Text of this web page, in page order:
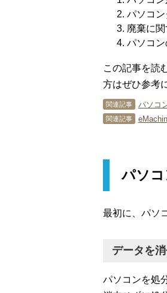
パソコ
廃棄に
パソコ
この記事を読
方はぜひ参考
関連記事 パソコ
関連記事
パソ
最初に、パソ
データを
パソコンを処